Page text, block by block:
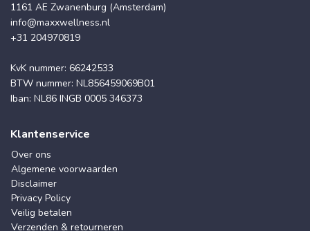
1161 AE Zwanenburg (Amsterdam)
info@maxxwellness.nl
+31 204970819
KvK nummer: 66242533
BTW nummer: NL856459069B01
Iban: NL86 INGB 0005 346373
Klantenservice
Over ons
Algemene voorwaarden
Disclaimer
Privacy Policy
Veilig betalen
Verzenden & retourneren